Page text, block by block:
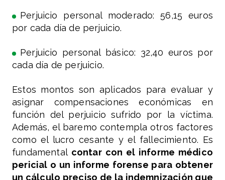
Perjuicio personal moderado: 56,15 euros
por cada día de perjuicio.
Perjuicio personal básico: 32,40 euros por
cada día de perjuicio.
Estos montos son aplicados para evaluar y
asignar compensaciones económicas en
función del perjuicio sufrido por la víctima.
Además, el baremo contempla otros factores
como el lucro cesante y el fallecimiento. Es
fundamental contar con el informe médico
pericial o un informe forense para obtener
un cálculo preciso de la indemnización que